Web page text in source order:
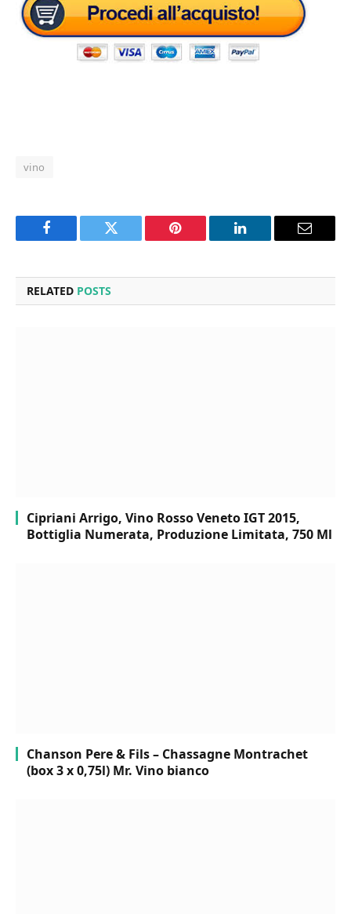
vino
Facebook Twitter Pinterest LinkedIn Email
RELATED POSTS
Cipriani Arrigo, Vino Rosso Veneto IGT 2015,
Bottiglia Numerata, Produzione Limitata, 750 Ml
Chanson Pere & Fils – Chassagne Montrachet
(box 3 x 0,75l) Mr. Vino bianco